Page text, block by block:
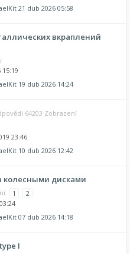
21 dub 2026 05:58
вкраплений
19 dub 2026 14:24
64203 Zobrazení
23:46
10 dub 2026 12:42
колесными дисками
1
2
07 dub 2026 14:18
I